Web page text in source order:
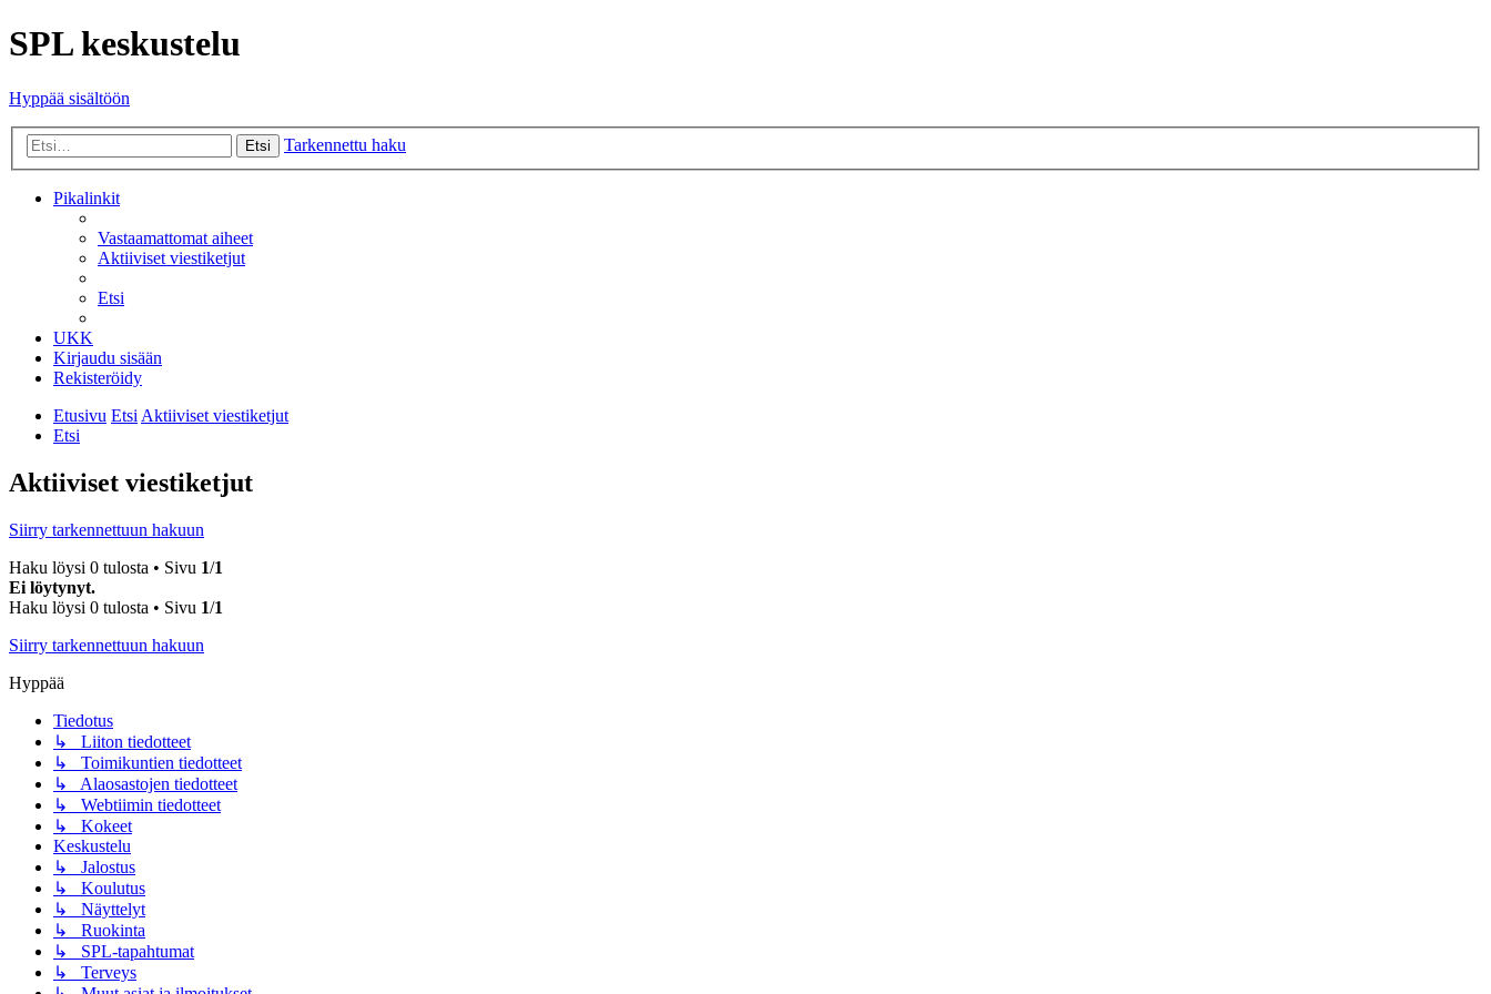
SPL keskustelu
Hyppää sisältöön
Etsi Tarkennettu haku
Pikalinkit
Vastaamattomat aiheet
Aktiiviset viestiketjut
Etsi
UKK
Kirjaudu sisään
Rekisteröidy
Etusivu EtsiAktiiviset viestiketjut
Etsi
Aktiiviset viestiketjut
Siirry tarkennettuun hakuun
Haku löysi 0 tulosta • Sivu 1/1
Ei löytynyt.
Haku löysi 0 tulosta • Sivu 1/1
Siirry tarkennettuun hakuun
Hyppää
Tiedotus
↳ Liiton tiedotteet
↳ Toimikuntien tiedotteet
↳ Alaosastojen tiedotteet
↳ Webtiimin tiedotteet
↳ Kokeet
Keskustelu
↳ Jalostus
↳ Koulutus
↳ Näyttelyt
↳ Ruokinta
↳ SPL-tapahtumat
↳ Terveys